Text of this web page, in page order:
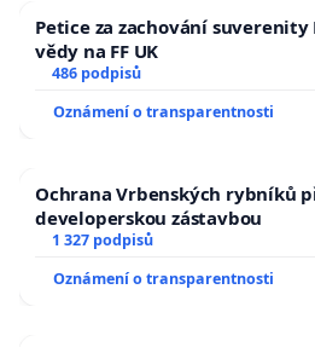
Petice za zachování
vědy na FF UK
486 podpisů
Oznámení o transparentnosti
Ochrana Vrbenských rybníků
developerskou zástavbou
1 327 podpisů
Oznámení o transparentnosti